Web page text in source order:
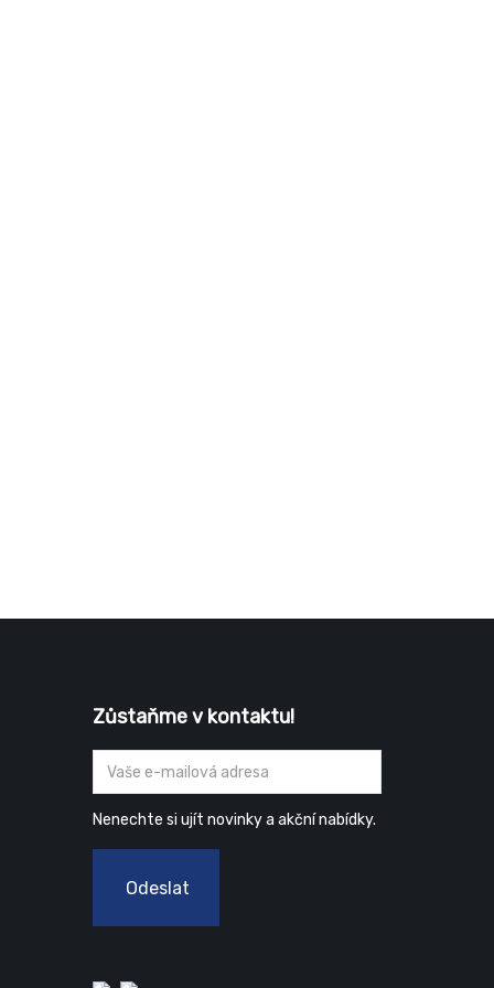
Zůstaňme v kontaktu!
Nenechte si ujít novinky a akční nabídky.
Odeslat